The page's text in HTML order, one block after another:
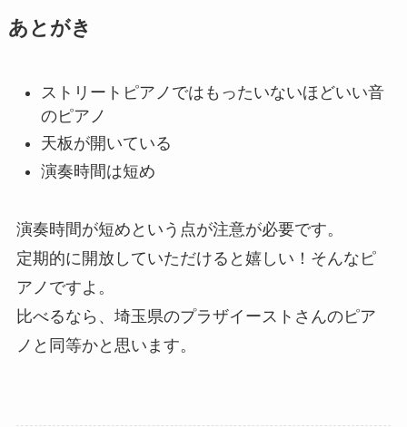
あとがき
ストリートピアノではもったいないほどいい音
のピアノ
天板が開いている
演奏時間は短め
演奏時間が短めという点が注意が必要です。
定期的に開放していただけると嬉しい！そんなピ
アノですよ。
比べるなら、埼玉県のプラザイーストさんのピア
ノと同等かと思います。